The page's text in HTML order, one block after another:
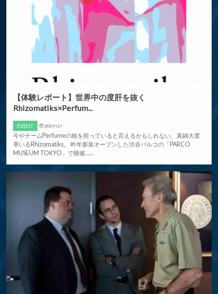
【体験レポート】世界中の度肝を抜く
Rhizomatiks×Perfum...
EVENT 2020.01.21
今やチームPerfumeの核を担っていると言えるかもしれない、真鍋大度
率いるRhizomatiks。 昨年新装オープンした渋谷パルコの「PARCO
MUSEUM TOKYO」で開催……